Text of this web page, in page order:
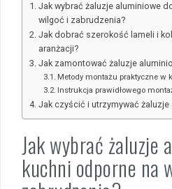
Jak wybrać żaluzje aluminiowe
wilgoć i zabrudzenia?
Jak dobrać szerokość lameli i
aranżacji?
Jak zamontować żaluzje
Metody montażu praktyczne w
Instrukcja prawidłowego
Jak czyścić i utrzymywać żaluzje
Jak wybrać żaluzje
kuchni odporne na